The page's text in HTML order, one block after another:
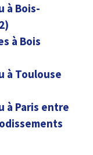
à Bois-
à Bois
à Toulouse
à Paris entre